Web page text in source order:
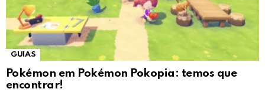
GUIAS
Pokémon em Pokémon Pokopia: temos que
encontrar!